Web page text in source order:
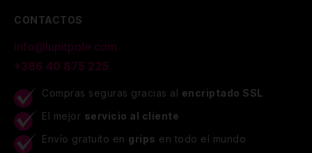
CONTACTOS
info@lupitpole.com
+386 40 875 225
Compras seguras gracias al encriptado SSL
El mejor servicio al cliente
Envío gratuito en grips en todo el mundo